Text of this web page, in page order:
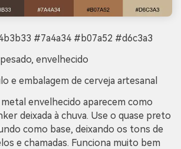
#7a4a34 #b07a52 #d6c3a3
envelhecido
e embalagem de cerveja artesanal
envelhecido aparecem como
deixada à chuva. Use o quase preto
como base, deixando os tons de
e chamadas. Funciona muito bem